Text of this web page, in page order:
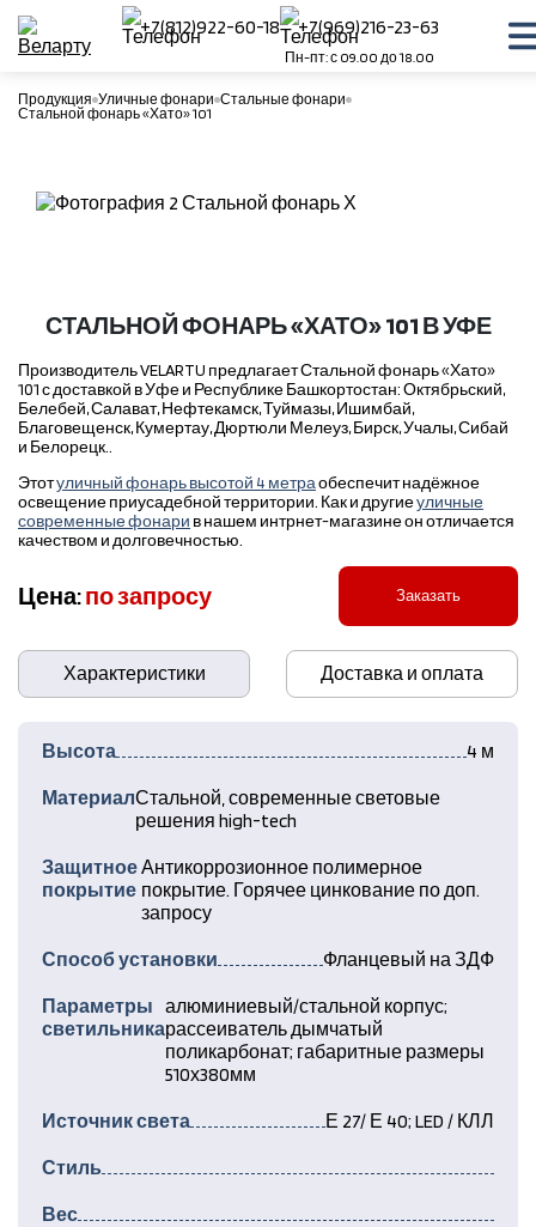
+7(812)922-60-18 +7(969)216-23-63
Пн-пт: с 09.00 до 18.00
Продукция Уличные фонари Стальные фонари
Стальной фонарь «Хато» 101
СТАЛЬНОЙ ФОНАРЬ «ХАТО» 101 В УФЕ
Производитель VELARTU предлагает Стальной фонарь «Хато»
101 с доставкой в Уфе и Республике Башкортостан: Октябрьский,
Белебей, Салават, Нефтекамск, Туймазы, Ишимбай,
Благовещенск, Кумертау, Дюртюли Мелеуз, Бирск, Учалы, Сибай
и Белорецк..
Этотуличный фонарь высотой 4 метраобеспечит надёжное
освещение приусадебной территории. Как и другиеуличные
современные фонари в нашем интрнет-магазине он отличается
качеством и долговечностью.
Цена:по запросу Заказать
Характеристики Доставка и оплата
Высота 4 м
МатериалСтальной, современные световые
решения high-tech
Защитное
покрытие
Антикоррозионное полимерное
покрытие. Горячее цинкование по доп.
запросу
Способ установки Фланцевый на ЗДФ
Параметры
светильника
алюминиевый/стальной корпус;
рассеиватель дымчатый
поликарбонат; габаритные размеры
510х380мм
Источник света Е 27/ Е 40; LED / КЛЛ
Стиль
Вес